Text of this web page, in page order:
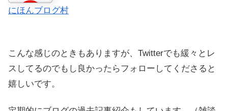
にほんブログ村
こんな感じのときもありますが、Twitterでも緩々とレ
スしてるのでもし良かったらフォローしてくださると
嬉しいです。